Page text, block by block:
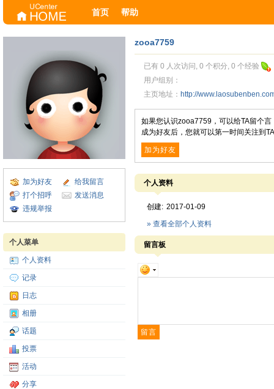
首页 帮助
加为好友
给我留言
打个招呼
发送消息
违规举报
个人菜单
个人资料
记录
日志
相册
话题
投票
活动
分享
zooa7759
已有 0 人次访问, 0 个积分, 0 个经验
用户组别：
主页地址： http://
如果您认识zooa7759，可以给TA留个
成为好友后，您就可以第一时间关注到
加为好友
个人资料
创建: 2017-01-09
» 查看全部个人资料
留言板